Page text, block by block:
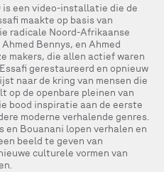
een video-installatie die de
maakte op basis van
radicale Noord-Afrikaanse
Bennys, en Ahmed
makers, die allen actief waren
gerestaureerd en opnieuw
naar de kring van mensen die
op de openbare pleinen van
bood inspiratie aan de eerste
moderne verhalende genres.
en Bouanani lopen verhalen en
beeld te geven van
culturele vormen van